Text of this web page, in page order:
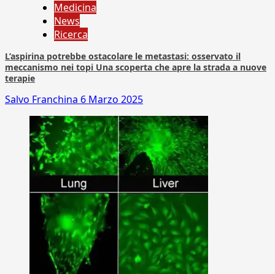
Medicina
News
Ricerca
L’aspirina potrebbe ostacolare le metastasi: osservato il
meccanismo nei topi Una scoperta che apre la strada a nuove
terapie
Salvo Franchina 6 Marzo 2025